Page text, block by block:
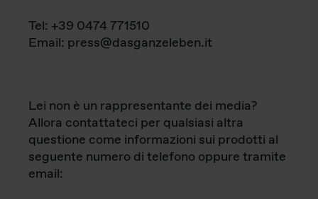
Tel: +39 0474 771510
Email: press@dasganzeleben.it
Lei non è un rappresentante dei media?
Allora contattateci per qualsiasi altra
questione come informazioni sui prodotti al
seguente numero di telefono oppure tramite
email: